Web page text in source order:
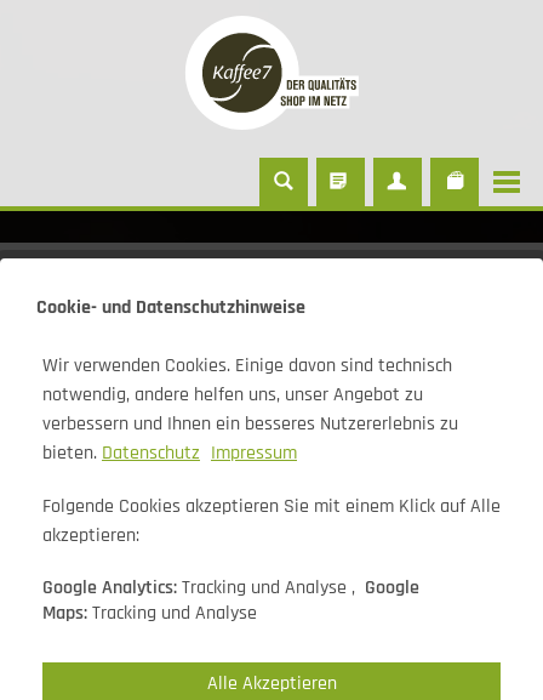
JURA Capuccinotassen 2er
Set
Cookie- und Datenschutzhinweise
Wir verwenden Cookies. Einige davon sind technisch
notwendig, andere helfen uns, unser Angebot zu
verbessern und Ihnen ein besseres Nutzererlebnis zu
bieten. Datenschutz Impressum
Folgende Cookies akzeptieren Sie mit einem Klick auf Alle
akzeptieren:
Google Analytics:Tracking und Analyse , Google
Maps:Tracking und Analyse
Alle Akzeptieren